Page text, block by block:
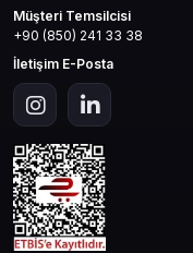
Müşteri Temsilcisi
+90 (850) 241 33 38
İletişim E-Posta